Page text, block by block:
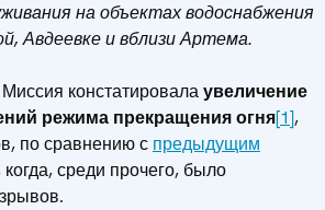
на объектах водоснабжения
Авдеевке и вблизи Артема.
констатировалаувеличение
режима прекращения огня[1],
по сравнению с предыдущим
когда, среди прочего, было